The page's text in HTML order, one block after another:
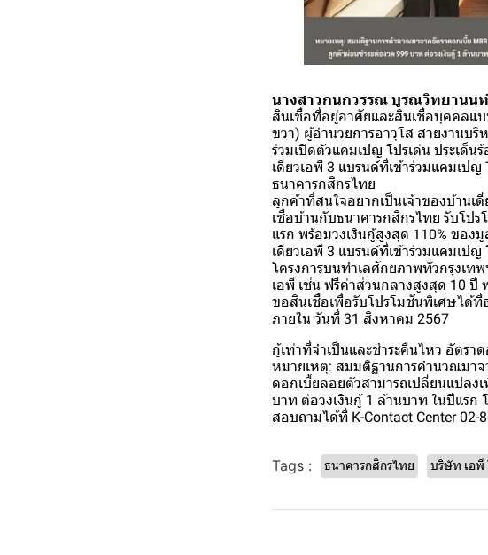
นางสาวกนกวรรณ บูรณวิทยานนท์
สินเชื่อที่อยู่อาศัยและสินเชื่อบุคคลแ
ขวา) ผู้อำนวยการอาวุโส สายงานบ
ร่วมเปิดตัวแคมเปญ โปรเด่น ประเด็น
เดี่ยวเอพี 3 แบรนด์ที่เข้าร่วมแคมเปญ
ธนาคารกสิกรไทย
ลูกค้าที่สนใจอยากเป็นเจ้าของบ้านเ
เชื่อบ้านกับธนาคารกสิกรไทย รับโป
แรก พร้อมวงเงินกู้สูงสุด 110% ของ
เดี่ยวเอพี 3 แบรนด์ที่เข้าร่วมแคมเปญ
โครงการบนทำเลศักยภาพทั่วกรุงเท
เอพี เช่น ฟรีค่าส่วนกลางสูงสุด 10 ปี
ขอสินเชื่อเพื่อรับโปรโมชันพิเศษได้
ภายใน วันที่ 31 สิงหาคม 2567
กู้เท่าที่จำเป็นและชำระคืนไหว อัตรา
หมายเหตุ: สมมติฐานการคำนวณมา
ดอกเบี้ยลอยตัวสามารถเปลี่ยนแปลง
บาท ต่อวงเงินกู้ 1 ล้านบาท ในปีแรก
สอบถามได้ที่ K-Contact Center 02-
Tags : ธนาคารกสิกรไทย บริษัท เอพี